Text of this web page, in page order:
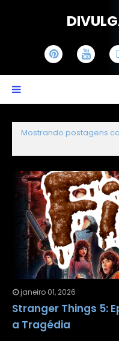
Mostrando postagens
janeiro 01, 2026
Stranger Things 5:
a Tragédia